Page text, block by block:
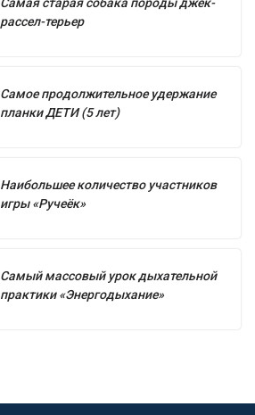
рассел-терьер
Самое продолжительное удержание
планки ДЕТИ (5 лет)
Наибольшее количество участников
игры «Ручеёк»
Самый массовый урок дыхательной
практики «Энергодыхание»